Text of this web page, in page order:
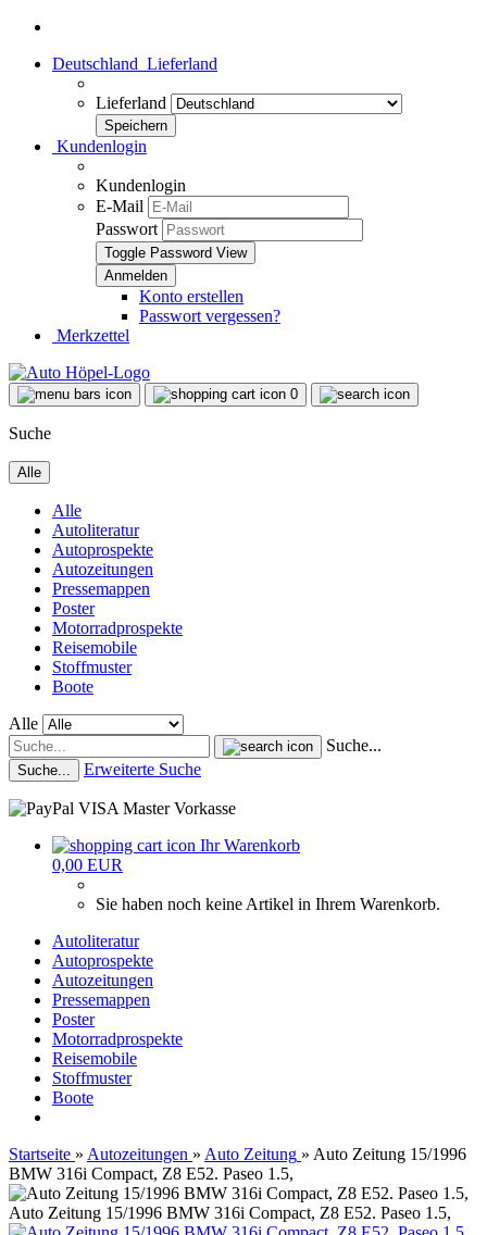
Deutschland Lieferland
Lieferland
Kundenlogin
Kundenlogin
E-Mail
Passwort
Toggle Password View
Konto erstellen
Passwort vergessen?
Merkzettel
0
Suche
Alle
Alle
Autoliteratur
Autoprospekte
Autozeitungen
Pressemappen
Poster
Motorradprospekte
Reisemobile
Stoffmuster
Boote
Alle
Suche...
Suche... Erweiterte Suche
Ihr Warenkorb
0,00 EUR
Sie haben noch keine Artikel in Ihrem Warenkorb.
Autoliteratur
Autoprospekte
Autozeitungen
Pressemappen
Poster
Motorradprospekte
Reisemobile
Stoffmuster
Boote
Startseite » Autozeitungen » Auto Zeitung » Auto Zeitung 15/1996
BMW 316i Compact, Z8 E52. Paseo 1.5,
Auto Zeitung 15/1996 BMW 316i Compact, Z8 E52. Paseo 1.5,